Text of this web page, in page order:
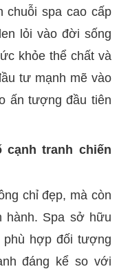
chuỗi spa cao cấp
lỏi vào đời sống
khỏe thể chất và
tư mạnh mẽ vào
ấn tượng đầu tiên
cạnh tranh chiến
chỉ đẹp, mà còn
hành. Spa sở hữu
phù hợp đối tượng
đáng kể so với